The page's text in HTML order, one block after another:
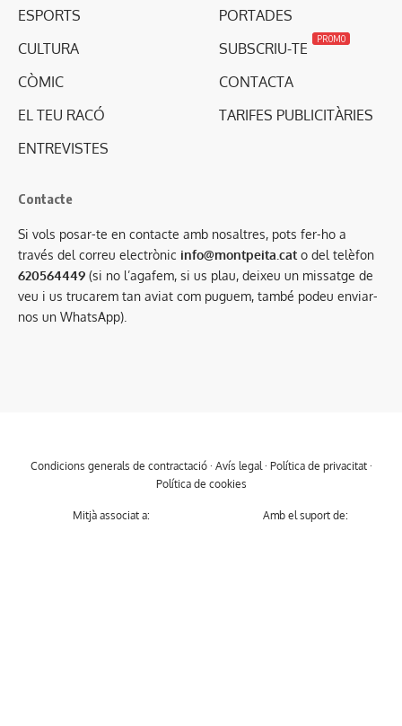
ESPORTS
CULTURA
CÒMIC
EL TEU RACÓ
ENTREVISTES
PORTADES
SUBSCRIU-TE
PROMO
CONTACTA
TARIFES PUBLICITÀRIES
Contacte
Si vols posar-te en contacte amb nosaltres, pots fer-ho a
través del correu electrònic info@montpeita.cat o del telèfon
620564449 (si no l’agafem, si us plau, deixeu un missatge de
veu i us trucarem tan aviat com puguem, també podeu enviar-
nos un WhatsApp).
Condicions generals de contractació· Avís legal · Política de privacitat·
Política de cookies
Mitjà associat a: Amb el suport de: